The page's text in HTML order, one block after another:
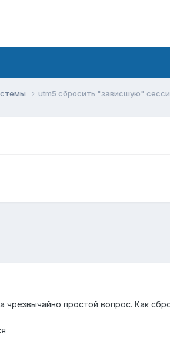
utm5 сбросить "зависшую"
чрезвычайно простой вопрос. Как